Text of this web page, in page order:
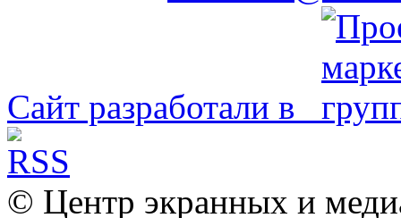
Сайт разработали в
© Центр экранных и